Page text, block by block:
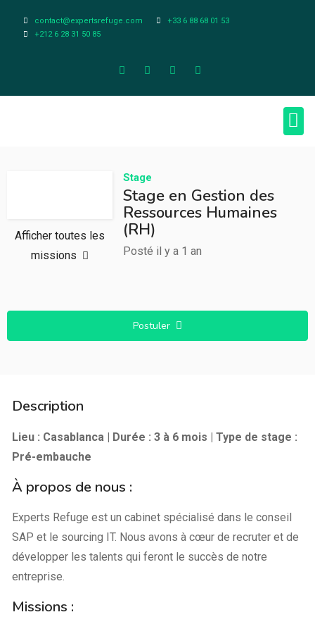
contact@expertsrefuge.com
+33 6 88 68 01 53
+212 6 28 31 50 85
Afficher toutes les
missions
Stage
Stage en Gestion des
Ressources Humaines
(RH)
Posté il y a 1 an
Postuler
Description
Lieu : Casablanca | Durée : 3 à 6 mois | Type de stage :
Pré-embauche
À propos de nous :
Experts Refuge est un cabinet spécialisé dans le conseil
SAP et le sourcing IT. Nous avons à cœur de recruter et de
développer les talents qui feront le succès de notre
entreprise.
Missions :